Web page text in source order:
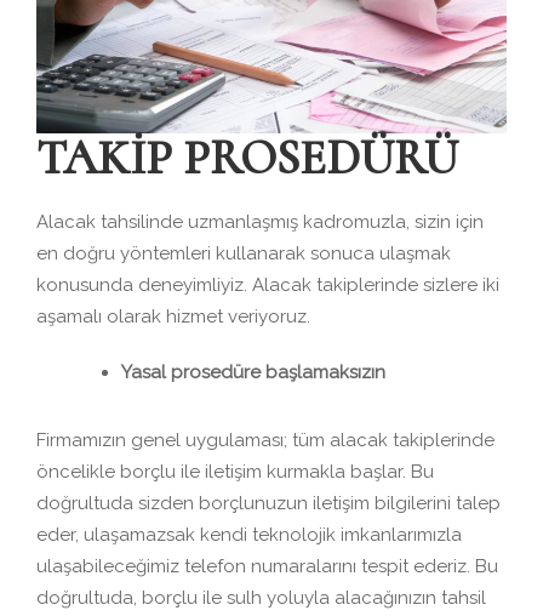
TAKİP PROSEDÜRÜ
Alacak tahsilinde uzmanlaşmış kadromuzla, sizin için
en doğru yöntemleri kullanarak sonuca ulaşmak
konusunda deneyimliyiz. Alacak takiplerinde sizlere iki
aşamalı olarak hizmet veriyoruz.
Yasal prosedüre başlamaksızın
Firmamızın genel uygulaması; tüm alacak takiplerinde
öncelikle borçlu ile iletişim kurmakla başlar. Bu
doğrultuda sizden borçlunuzun iletişim bilgilerini talep
eder, ulaşamazsak kendi teknolojik imkanlarımızla
ulaşabileceğimiz telefon numaralarını tespit ederiz. Bu
doğrultuda, borçlu ile sulh yoluyla alacağınızın tahsil